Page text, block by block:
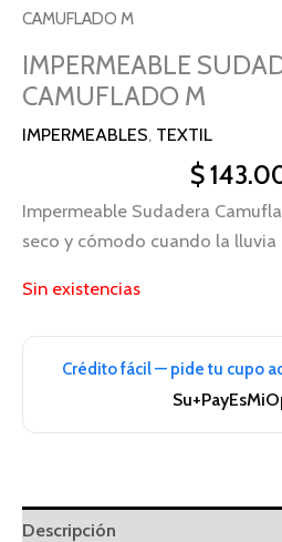
CAMUFLADO M
IMPERMEABLE
CAMUFLADO M
IMPERMEABLES, TEXTIL
$
Impermeable Sudadera
seco y cómodo cuando la lluvia
Sin existencias
Crédito fácil — pide tu cupo
Su+Pay
Descripción